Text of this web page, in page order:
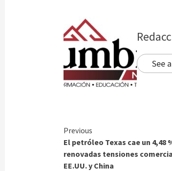
See
Continue
Reading
Previous
El petróleo Texas cae un 4,48
renovadas tensiones
EE.UU. y China